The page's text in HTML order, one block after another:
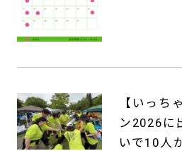
【いっち
ン2026に
いで10人